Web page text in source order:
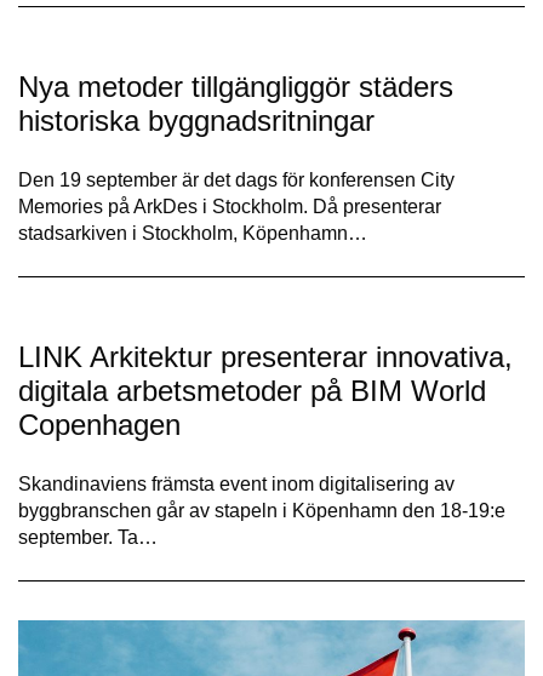
Nya metoder tillgängliggör städers
historiska byggnadsritningar
Den 19 september är det dags för konferensen City
Memories på ArkDes i Stockholm. Då presenterar
stadsarkiven i Stockholm, Köpenhamn…
LINK Arkitektur presenterar innovativa,
digitala arbetsmetoder på BIM World
Copenhagen
Skandinaviens främsta event inom digitalisering av
byggbranschen går av stapeln i Köpenhamn den 18-19:e
september. Ta…